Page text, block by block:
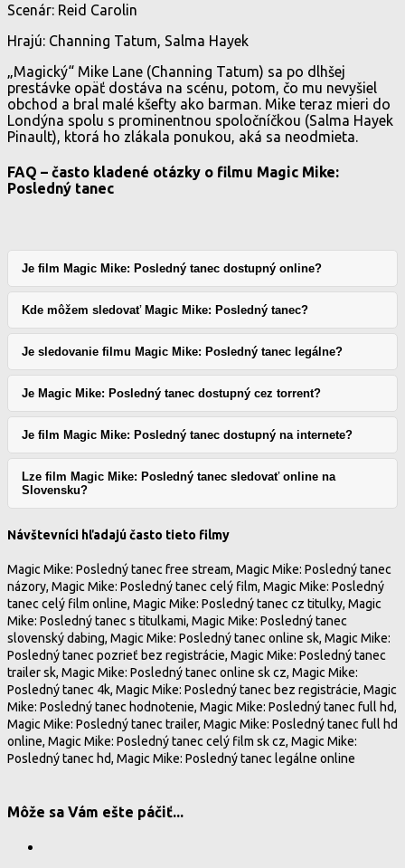
Scenár: Reid Carolin
Hrajú: Channing Tatum, Salma Hayek
„Magický“ Mike Lane (Channing Tatum) sa po dlhšej
prestávke opäť dostáva na scénu, potom, čo mu nevyšiel
obchod a bral malé kšefty ako barman. Mike teraz mieri do
Londýna spolu s prominentnou spoločníčkou (Salma Hayek
Pinault), ktorá ho zlákala ponukou, aká sa neodmieta.
FAQ – často kladené otázky o filmu Magic Mike:
Posledný tanec
Je film Magic Mike: Posledný tanec dostupný online?
Kde môžem sledovať Magic Mike: Posledný tanec?
Je sledovanie filmu Magic Mike: Posledný tanec legálne?
Je Magic Mike: Posledný tanec dostupný cez torrent?
Je film Magic Mike: Posledný tanec dostupný na internete?
Lze film Magic Mike: Posledný tanec sledovať online na
Slovensku?
Návštevníci hľadajú často tieto filmy
Magic Mike: Posledný tanec free stream, Magic Mike: Posledný tanec
názory, Magic Mike: Posledný tanec celý film, Magic Mike: Posledný
tanec celý film online, Magic Mike: Posledný tanec cz titulky, Magic
Mike: Posledný tanec s titulkami, Magic Mike: Posledný tanec
slovenský dabing, Magic Mike: Posledný tanec online sk, Magic Mike:
Posledný tanec pozrieť bez registrácie, Magic Mike: Posledný tanec
trailer sk, Magic Mike: Posledný tanec online sk cz, Magic Mike:
Posledný tanec 4k, Magic Mike: Posledný tanec bez registrácie, Magic
Mike: Posledný tanec hodnotenie, Magic Mike: Posledný tanec full hd,
Magic Mike: Posledný tanec trailer, Magic Mike: Posledný tanec full hd
online, Magic Mike: Posledný tanec celý film sk cz, Magic Mike:
Posledný tanec hd, Magic Mike: Posledný tanec legálne online
Môže sa Vám ešte páčiť...